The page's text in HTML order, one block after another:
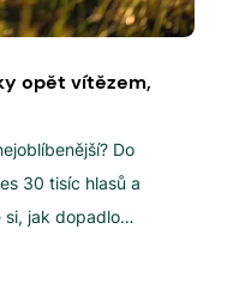
opět vítězem,
Do
30 tisíc hlasů a
si, jak dopadlo